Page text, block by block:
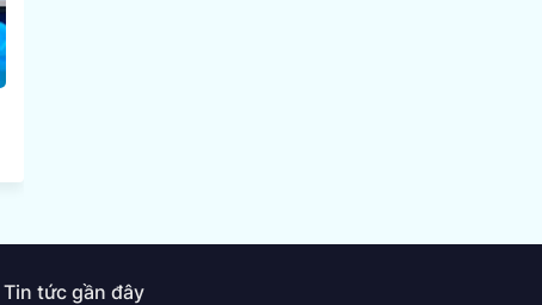
Tin tức gần đây